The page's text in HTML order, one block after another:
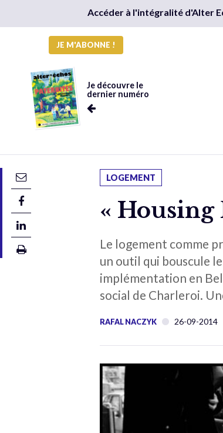
Accéder à l'intégralité d'Alter
JE M'ABONNE !
Je découvre le
dernier numéro
LOGEMENT
« Housing
Le logement comme
un outil qui bouscule
implémentation en
social de Charleroi.
RAFAL NACZYK 26-09-2014